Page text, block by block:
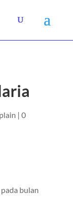
| 0
bulan